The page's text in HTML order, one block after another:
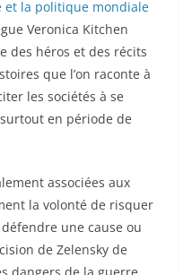
et la politique mondiale
Veronica Kitchen
des héros et des récits
que l’on raconte à
les sociétés à se
en période de
associées aux
la volonté de risquer
une cause ou
de Zelensky de